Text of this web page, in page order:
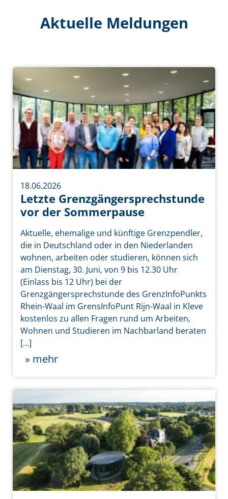
Aktuelle Meldungen
18.06.2026
Letzte Grenzgängersprechstunde
vor der Sommerpause
Aktuelle, ehemalige und künftige Grenzpendler,
die in Deutschland oder in den Niederlanden
wohnen, arbeiten oder studieren, können sich
am Dienstag, 30. Juni, von 9 bis 12.30 Uhr
(Einlass bis 12 Uhr) bei der
Grenzgängersprechstunde des GrenzInfoPunkts
Rhein-Waal im GrensInfoPunt Rijn-Waal in Kleve
kostenlos zu allen Fragen rund um Arbeiten,
Wohnen und Studieren im Nachbarland beraten
[…]
» mehr